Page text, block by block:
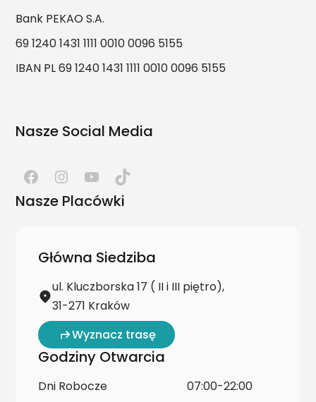
Bank PEKAO S.A.
69 1240 1431 1111 0010 0096 5155
IBAN PL 69 1240 1431 1111 0010 0096 5155
Nasze Social Media
Nasze Placówki
Główna Siedziba
ul. Kluczborska 17 ( II i III piętro),
31-271 Kraków
Wyznacz trasę
Godziny Otwarcia
Dni Robocze
07:00-22:00